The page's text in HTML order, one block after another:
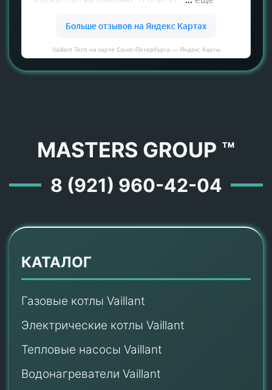
Vaillant Tech на карте Санкт‑Петербурга — Яндекс Карты
MASTERS GROUP ™
8 (921) 960-42-04
КАТАЛОГ
Газовые котлы Vaillant
Электрические котлы Vaillant
Тепловые насосы Vaillant
Водонагреватели Vaillant